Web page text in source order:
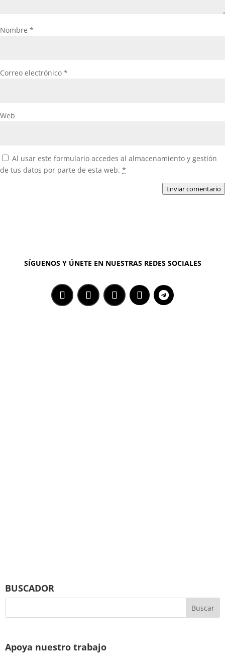
Nombre *
Correo electrónico *
Web
Al usar este formulario accedes al almacenamiento y gestión
de tus datos por parte de esta web. *
Enviar comentario
SÍGUENOS Y ÚNETE EN NUESTRAS REDES SOCIALES
BUSCADOR
Apoya nuestro trabajo